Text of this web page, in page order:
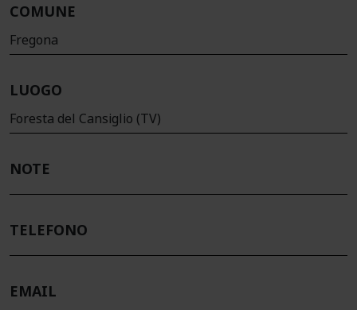
COMUNE
Fregona
LUOGO
Foresta del Cansiglio (TV)
NOTE
TELEFONO
EMAIL